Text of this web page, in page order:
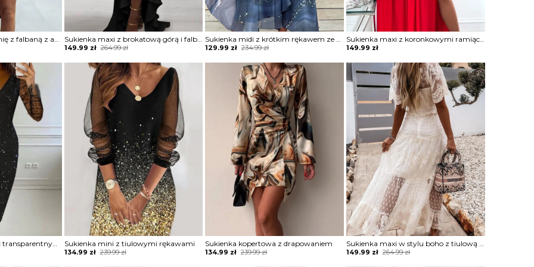
Sukienka na jedno ramię z falbaną z asymetrycznym dołem Sukienka maxi z brokatową górą i falbaną
264.99zł
Original
was:
264.99 zł.
149.99 zł
Current
is:
149.99 zł.
Sukienka midi z krótkim rękawem ze zwiewnego materiału
234.99zł
Original
was:
129.99 zł
Current
is:
Sukienka maxi z koronkowymi ramiączkami
149.99 zł
Sukienka z brokatem i transparentnymi rękawami Sukienka mini z tiulowymi rękawami
239.99zł
Original
134.99 zł
Current
Sukienka kopertowa z drapowaniem
239.99zł
Original
134.99 zł
Current
Sukienka maxi w stylu boho z tiulową warstwą
264.99zł
Original
149.99 zł
Current